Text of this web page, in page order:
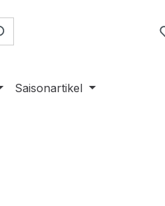
Saisonartikel